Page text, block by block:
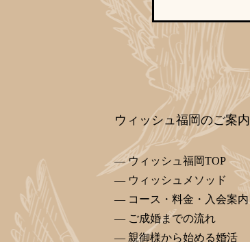
ウィッシュ福岡のご案内
ウィッシュ福岡TOP
ウィッシュメソッド
コース・料金・入会案内
ご成婚までの流れ
親御様から始める婚活